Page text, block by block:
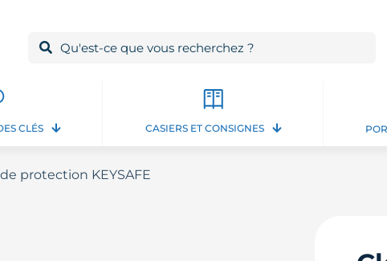
CLÉS CASIERS ET CONSIGNES
protection KEYSAFE